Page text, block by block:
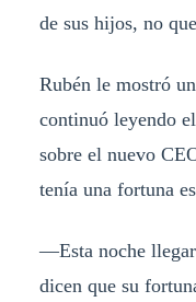
de sus hijos, no
Rubén le mostró
continuó leyendo
sobre el nuevo
tenía una fortuna
—Esta noche
dicen que su